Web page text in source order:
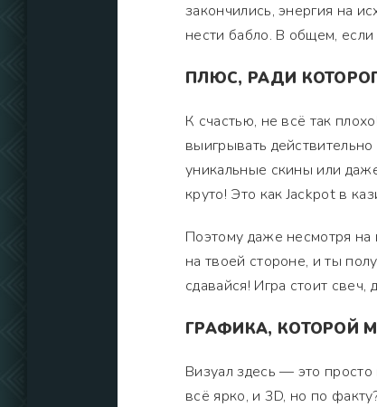
закончились, энергия на
нести бабло. В общем,
ПЛЮС, РАДИ
К счастью, не всё так
выигрывать
уникальные скины или
круто! Это как Jackpot в
Поэтому даже несмотря на
на твоей стороне, и ты
сдавайся! Игра стоит
ГРАФИКА, КОТОРОЙ
Визуал здесь — это просто
всё ярко, и 3D, но по